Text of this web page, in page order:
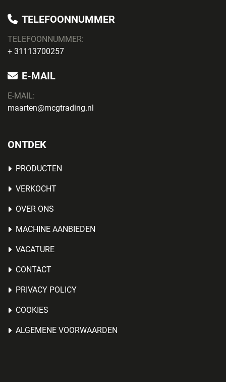
TELEFOONNUMMER
TELEFOONNUMMER:
+ 31113700257
E-MAIL
E-MAIL:
maarten@mcgtrading.nl
ONTDEK
PRODUCTEN
VERKOCHT
OVER ONS
MACHINE AANBIEDEN
VACATURE
CONTACT
PRIVACY POLICY
COOKIES
ALGEMENE VOORWAARDEN